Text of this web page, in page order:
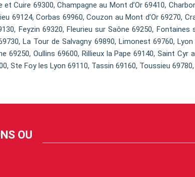
Cuire 69300, Champagne au Mont d’Or 69410,
69124, Corbas 69960, Couzon au Mont d’Or 69270,
Feyzin 69320, Fleurieu sur Saône 69250,
La Tour de Salvagny 69890, Limonest 69760,
69250, Oullins 69600, Rillieux la Pape 69140, Saint Cyr
Ste Foy les Lyon 69110, Tassin 69160, Toussieu
OU